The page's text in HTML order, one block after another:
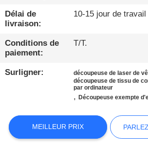
VISITE
D'USINE
CONDITIONS
DE
CONTACTEZ-
NOUS
Délai de
livraison:
10-15 jour de travail
Conditions de
paiement:
T/T.
Surligner: découpeuse de laser de
découpeuse de tissu de
par ordinateur
,Découpeuse exempte
MEILLEUR PRIX